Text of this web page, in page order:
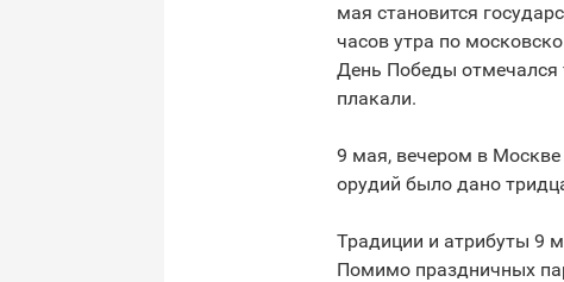
мая становится
часов утра по
День Победы отмечался
плакали.
9 мая, вечером в
орудий было дано
Традиции и атрибуты 9
Помимо праздничных